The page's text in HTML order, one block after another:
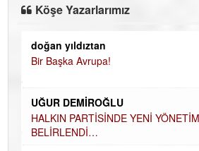
Köşe Yazarlarımız
doğan yıldıztan
Bir Başka Avrupa!
UĞUR DEMİROĞLU
HALKIN PARTİSİNDE YENİ YÖNETİM
BELİRLENDİ…